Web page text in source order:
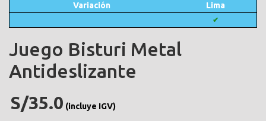
Variación Lima
✔
Juego Bisturi Metal
Antideslizante
S/35.0 (incluye IGV)